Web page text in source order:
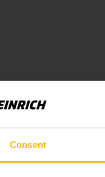
Consent